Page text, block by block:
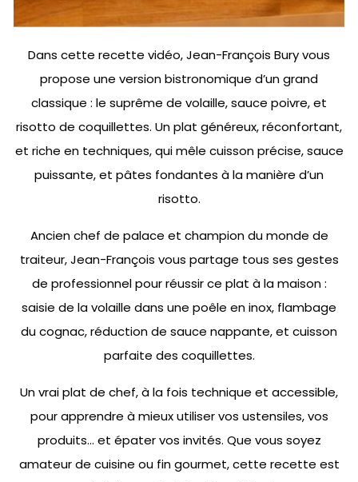
Dans cette recette vidéo, Jean-François Bury vous
propose une version bistronomique d’un grand
classique : le suprême de volaille, sauce poivre, et
risotto de coquillettes. Un plat généreux, réconfortant,
et riche en techniques, qui mêle cuisson précise, sauce
puissante, et pâtes fondantes à la manière d’un
risotto.
Ancien chef de palace et champion du monde de
traiteur, Jean-François vous partage tous ses gestes
de professionnel pour réussir ce plat à la maison :
saisie de la volaille dans une poêle en inox, flambage
du cognac, réduction de sauce nappante, et cuisson
parfaite des coquillettes.
Un vrai plat de chef, à la fois technique et accessible,
pour apprendre à mieux utiliser vos ustensiles, vos
produits… et épater vos invités. Que vous soyez
amateur de cuisine ou fin gourmet, cette recette est